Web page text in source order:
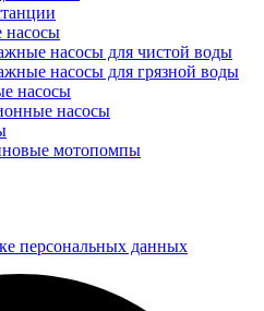
насосы
насосы для чистой воды
насосы для грязной воды
насосы
насосы
мотопомпы
персональных данных